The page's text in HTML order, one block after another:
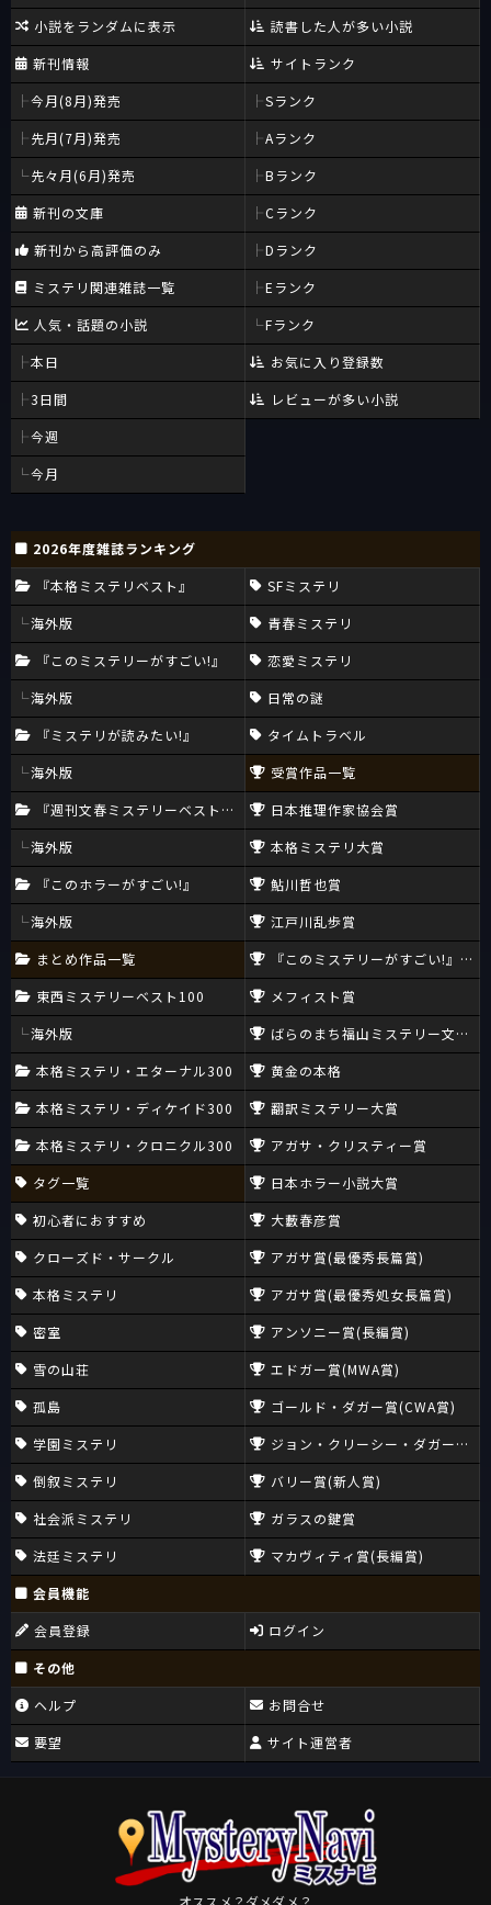
小説をランダムに表示
新刊情報
今月(8月)発売
先月(7月)発売
先々月(6月)発売
新刊の文庫
新刊から高評価のみ
ミステリ関連雑誌一覧
人気・話題の小説
本日
3日間
今週
今月
読書した人が多い小説
サイトランク
Sランク
Aランク
Bランク
Cランク
Dランク
Eランク
Fランク
お気に入り登録数
レビューが多い小説
2026年度雑誌ランキング
『本格ミステリベスト』
海外版
『このミステリーがすごい!』
海外版
『ミステリが読みたい!』
海外版
『週刊文春ミステリーベスト10』
海外版
『このホラーがすごい!』
海外版
まとめ作品一覧
東西ミステリーベスト100
海外版
本格ミステリ・エターナル300
本格ミステリ・ディケイド300
本格ミステリ・クロニクル300
タグ一覧
初心者におすすめ
クローズド・サークル
本格ミステリ
密室
雪の山荘
孤島
学園ミステリ
倒叙ミステリ
社会派ミステリ
法廷ミステリ
SFミステリ
青春ミステリ
恋愛ミステリ
日常の謎
タイムトラベル
受賞作品一覧
日本推理作家協会賞
本格ミステリ大賞
鮎川哲也賞
江戸川乱歩賞
『このミステリーがすごい!』大賞
メフィスト賞
ばらのまち福山ミステリー文学新
黄金の本格
翻訳ミステリー大賞
アガサ・クリスティー賞
日本ホラー小説大賞
大藪春彦賞
アガサ賞(最優秀長篇賞)
アガサ賞(最優秀処女長篇賞)
アンソニー賞(長編賞)
エドガー賞(MWA賞)
ゴールド・ダガー賞(CWA賞)
ジョン・クリーシー・ダガー賞
バリー賞(新人賞)
ガラスの鍵賞
マカヴィティ賞(長編賞)
会員機能
会員登録
ログイン
その他
ヘルプ
要望
お問合せ
サイト運営者